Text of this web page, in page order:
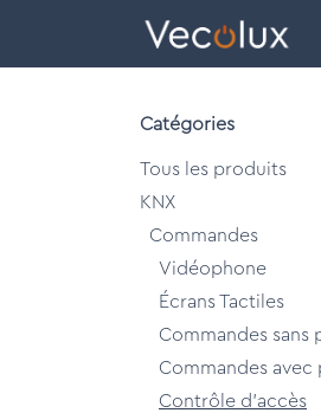
Catégories
Tous les produits
KNX
Commandes
Vidéophone
Écrans Tactiles
Commandes sans
Commandes avec
Contrôle d'accès